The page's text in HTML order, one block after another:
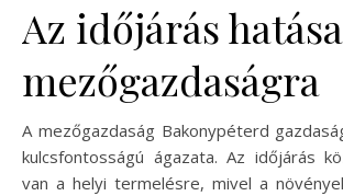
Az időjárás
mezőgazdaságra
A mezőgazdaság Bakonypéterd
kulcsfontosságú ágazata. Az időjárás
van a helyi termelésre, mivel a